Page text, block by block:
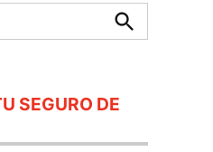
Buscar
SEGURO DE